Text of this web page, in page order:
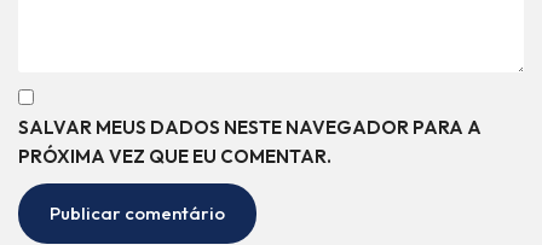
SALVAR MEUS DADOS NESTE NAVEGADOR PARA A
PRÓXIMA VEZ QUE EU COMENTAR.